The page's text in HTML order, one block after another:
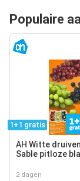
Populaire
1+1 gratis
AH Witte
Sable pitloze
pitloze rode
2 dagen